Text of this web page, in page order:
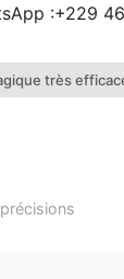
:+229
très